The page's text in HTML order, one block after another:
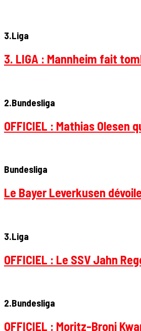
3.Liga
3. LIGA : Mannheim fait
2.Bundesliga
OFFICIEL : Mathias
Bundesliga
Le Bayer Leverkusen
3.Liga
OFFICIEL : Le SSV Jahn
2.Bundesliga
OFFICIEL : Moritz-Broni